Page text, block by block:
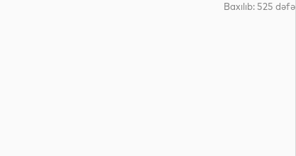
Baxılıb: 525 dəfə